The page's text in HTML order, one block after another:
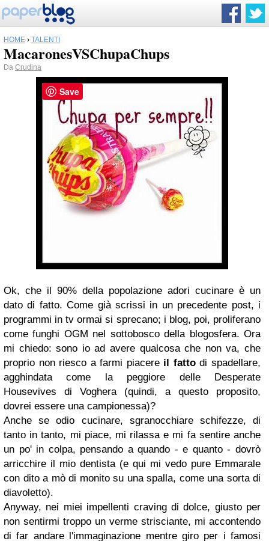
HOME › TALENTI
MacaronesVSChupaChups
Da Crudina
Ok, che il 90% della popolazione adori cucinare è un
dato di fatto. Come già scrissi in un precedente post, i
programmi in tv ormai si sprecano; i blog, poi, proliferano
come funghi OGM nel sottobosco della blogosfera. Ora
mi chiedo: sono io ad avere qualcosa che non va, che
proprio non riesco a farmi piacere il fattodi spadellare,
agghindata come la peggiore delle Desperate
Housevives di Voghera (quindi, a questo proposito,
dovrei essere una campionessa)?
Anche se odio cucinare, sgranocchiare schifezze, di
tanto in tanto, mi piace, mi rilassa e mi fa sentire anche
un po' in colpa, pensando a quando - e quanto - dovrò
arricchire il mio dentista (e qui mi vedo pure Emmarale
con dito a mò di monito su una spalla, come una sorta di
diavoletto).
Anyway, nei miei impellenti craving di dolce, giusto per
non sentirmi troppo un verme strisciante, mi accontendo
di far andare l'immaginazione mentre giro per i famosi
Save